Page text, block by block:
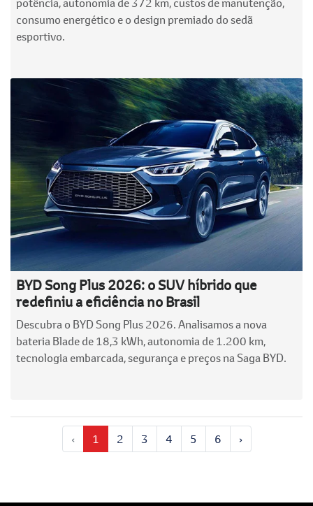
consumo energético e o design premiado do sedã
esportivo.
BYD Song Plus 2026: o SUV híbrido que
redefiniu a eficiência no Brasil
Descubra o BYD Song Plus 2026. Analisamos a nova
bateria Blade de 18,3 kWh, autonomia de 1.200 km,
tecnologia embarcada, segurança e preços na Saga BYD.
‹ 1 2 3 4 5 6 ›